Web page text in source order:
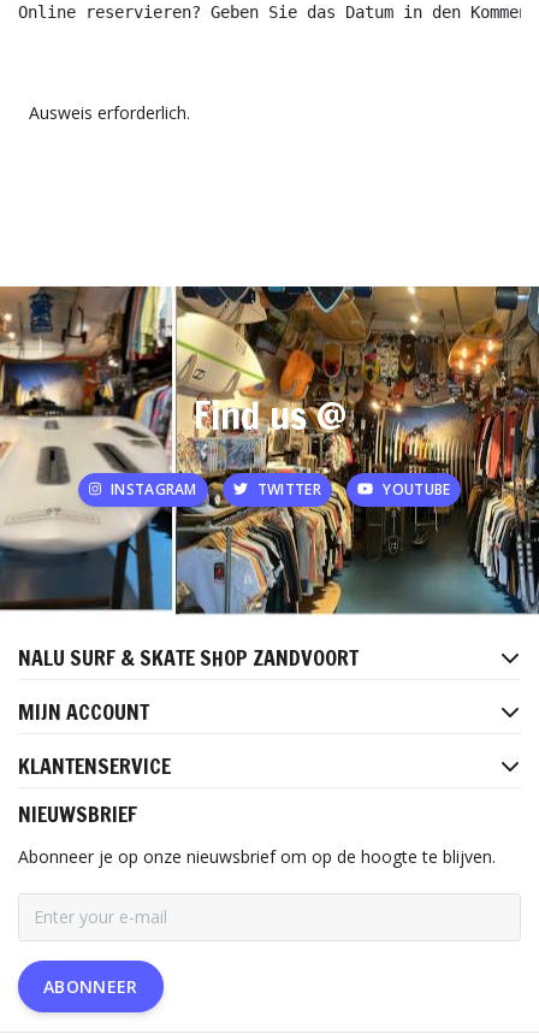
Online reservieren? Geben Sie das Datum in den
Ausweis erforderlich.
Find us @
INSTAGRAM TWITTER YOUTUBE
NALU SURF & SKATE SHOP ZANDVOORT
MIJN ACCOUNT
KLANTENSERVICE
NIEUWSBRIEF
Abonneer je op onze nieuwsbrief om op de hoogte te blijven.
ABONNEER